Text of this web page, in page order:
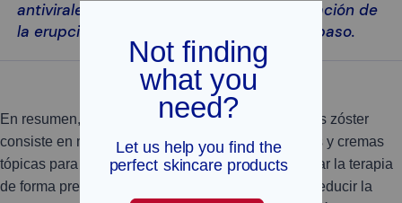
antivirales, el control del dolor o la localización de
la erupción pueden influir en el siguiente paso.
En resumen, el tratamiento más habitual del herpes zóster
consiste en medicamentos antivirales, analgésicos y cremas
tópicas para controlar las molestias y el picor. Iniciar la terapia
de forma precoz puede ser muy beneficioso para reducir la